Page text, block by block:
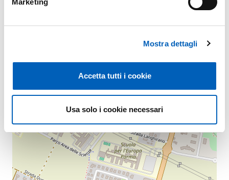
Marketing
Mostra dettagli
Accetta tutti i cookie
Usa solo i cookie necessari